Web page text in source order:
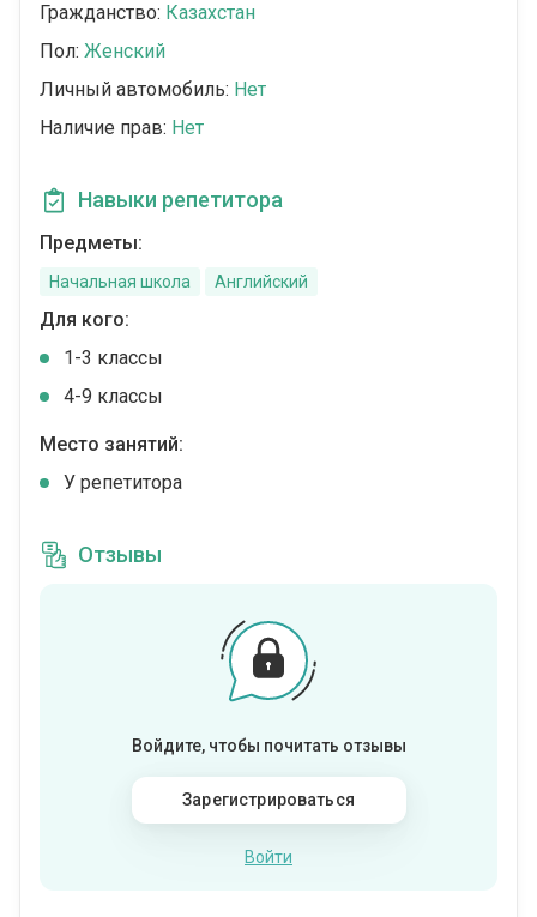
Гражданство: Казахстан
Пол: Женский
Личный автомобиль: Нет
Наличие прав: Нет
Навыки репетитора
Предметы:
Начальная школа Английский
Для кого:
1-3 классы
4-9 классы
Место занятий:
У репетитора
Отзывы
Войдите, чтобы почитать отзывы
Зарегистрироваться
Войти